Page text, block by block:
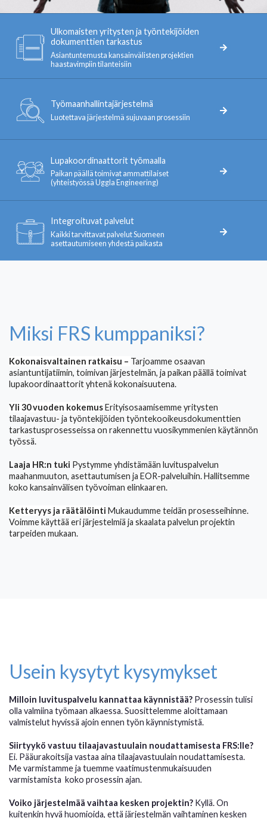
Ulkomaisten yritysten ja työntekijöiden
dokumenttien tarkastus
Asiantuntemusta kansainvälisten projektien
haastavimpiin tilanteisiin
Työmaanhallintajärjestelmä
Luotettava järjestelmä sujuvaan prosessiin
Lupakoordinaattorit työmaalla
Paikan päällä toimivat ammattilaiset
(yhteistyössä Uggla Engineering)
Integroituvat palvelut
Kaikki tarvittavat palvelut Suomeen
asettautumiseen yhdestä paikasta
Miksi FRS kumppaniksi?
Kokonaisvaltainen ratkaisu – Tarjoamme osaavan
asiantuntijatiimin, toimivan järjestelmän, ja paikan päällä toimivat
lupakoordinaattorit yhtenä kokonaisuutena.
Yli 30 vuoden kokemusErityisosaamisemme yritysten
tilaajavastuu- ja työntekijöiden työntekooikeusdokumenttien
tarkastusprosesseissa on rakennettu vuosikymmenien käytännön
työssä.
Laaja HR:n tuki Pystymme yhdistämään luvituspalvelun
maahanmuuton, asettautumisen ja EOR-palveluihin. Hallitsemme
koko kansainvälisen työvoiman elinkaaren.
Ketteryys ja räätälöinti Mukaudumme teidän prosesseihinne.
Voimme käyttää eri järjestelmiä ja skaalata palvelun projektin
tarpeiden mukaan.
Usein kysytyt kysymykset
Milloin luvituspalvelu kannattaa käynnistää? Prosessin tulisi
olla valmiina työmaan alkaessa. Suosittelemme aloittamaan
valmistelut hyvissä ajoin ennen työn käynnistymistä.
Siirtyykö vastuu tilaajavastuulain noudattamisesta FRS:lle?
Ei. Pääurakoitsija vastaa aina tilaajavastuulain noudattamisesta.
Me varmistamme ja tuemmevaatimustenmukaisuuden
varmistamista koko prosessin ajan.
Voiko järjestelmää vaihtaa kesken projektin? Kyllä. On
kuitenkin hyvä huomioida, että järjestelmän vaihtaminen kesken